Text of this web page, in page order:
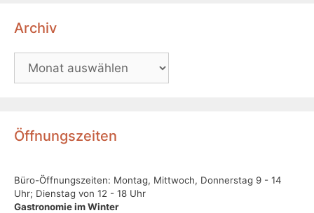
Archiv
Öffnungszeiten
Büro-Öffnungszeiten: Montag, Mittwoch, Donnerstag 9 - 14
Uhr; Dienstag von 12 - 18 Uhr
Gastronomie im Winter